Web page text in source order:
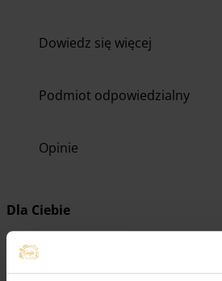
Dowiedz się więcej
Podmiot odpowiedzialny
Opinie
Dla Ciebie